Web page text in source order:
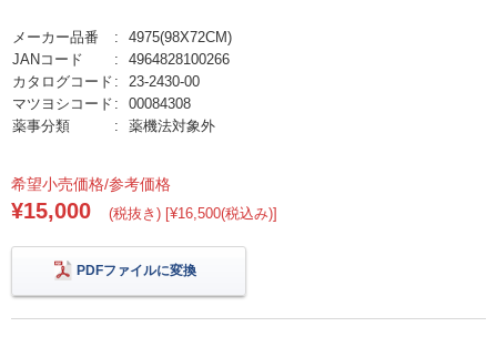
メーカー品番
4975(98X72CM)
JANコード
4964828100266
カタログコード
23-2430-00
マツヨシコード
00084308
薬事分類
薬機法対象外
希望小売価格/参考価格
¥15,000 (税抜き) [¥16,500(税込み)]
PDFファイルに変換